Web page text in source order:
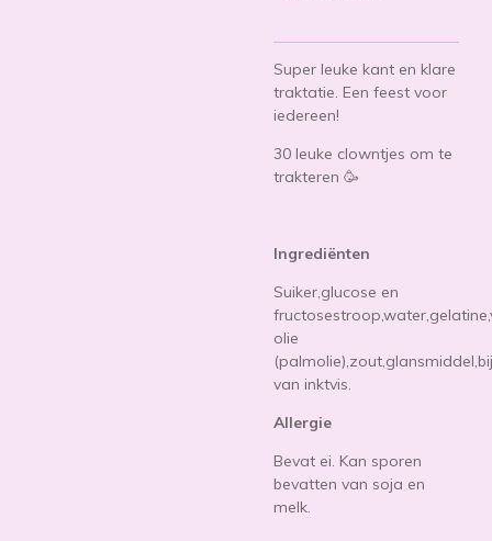
Super leuke kant en klare
traktatie. Een feest voor
iedereen!
30 leuke clowntjes om te
trakteren 🥳
Ingrediënten
Suiker,glucose en
olie
van inktvis.
Allergie
Bevat ei. Kan sporen
bevatten van soja en
melk.